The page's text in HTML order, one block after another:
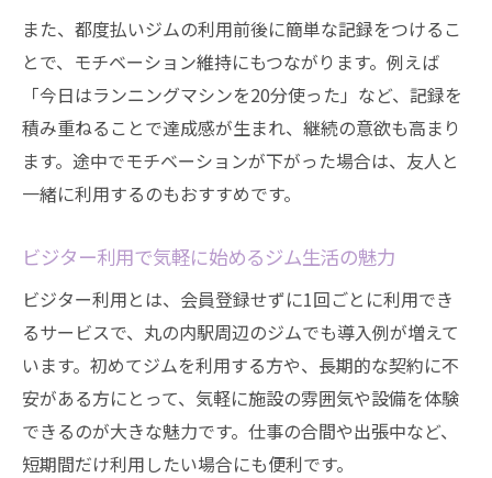
また、都度払いジムの利用前後に簡単な記録をつけるこ
とで、モチベーション維持にもつながります。例えば
「今日はランニングマシンを20分使った」など、記録を
積み重ねることで達成感が生まれ、継続の意欲も高まり
ます。途中でモチベーションが下がった場合は、友人と
一緒に利用するのもおすすめです。
ビジター利用で気軽に始めるジム生活の魅力
ビジター利用とは、会員登録せずに1回ごとに利用でき
るサービスで、丸の内駅周辺のジムでも導入例が増えて
います。初めてジムを利用する方や、長期的な契約に不
安がある方にとって、気軽に施設の雰囲気や設備を体験
できるのが大きな魅力です。仕事の合間や出張中など、
短期間だけ利用したい場合にも便利です。